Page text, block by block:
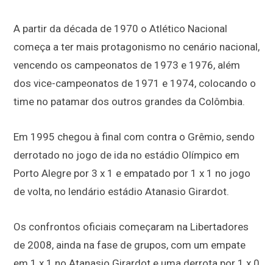
A partir da década de 1970 o Atlético Nacional
começa a ter mais protagonismo no cenário nacional,
vencendo os campeonatos de 1973 e 1976, além
dos vice-campeonatos de 1971 e 1974, colocando o
time no patamar dos outros grandes da Colômbia.
Em 1995 chegou à final com contra o Grêmio, sendo
derrotado no jogo de ida no estádio Olímpico em
Porto Alegre por 3 x 1 e empatado por 1 x 1 no jogo
de volta, no lendário estádio Atanasio Girardot.
Os confrontos oficiais começaram na Libertadores
de 2008, ainda na fase de grupos, com um empate